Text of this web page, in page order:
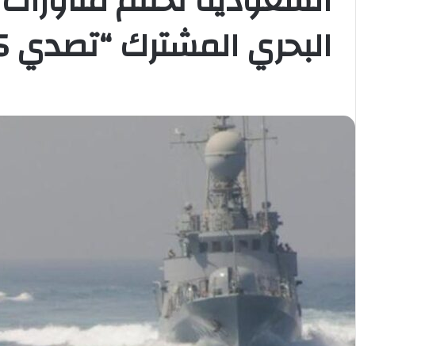
البحري المشترك “تصدي 5”